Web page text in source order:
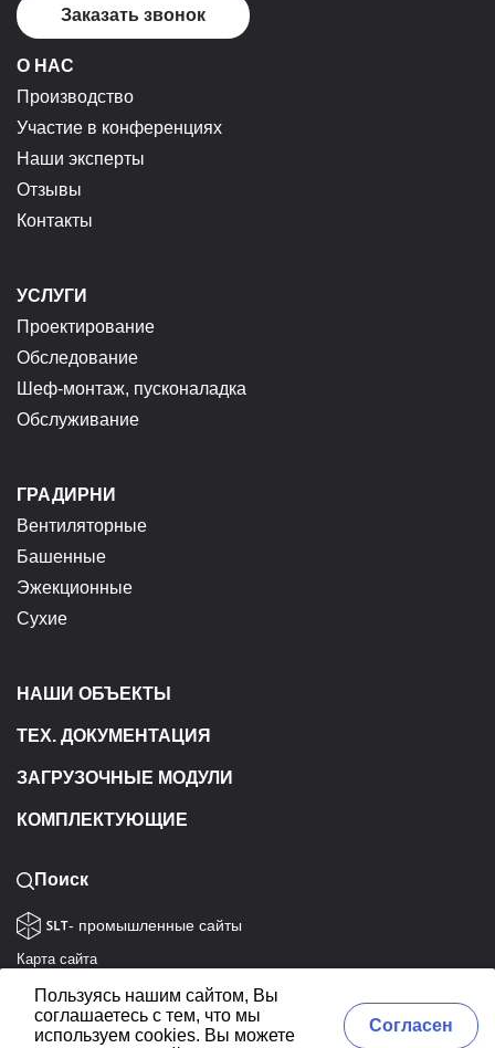
Пользуясь нашим сайтом, Вы
соглашаетесь с тем, что мы
используем cookies. Вы можете
Согласен
Заказать звонок
О НАС
Производство
Участие в конференциях
Наши эксперты
Отзывы
Контакты
УСЛУГИ
Проектирование
Обследование
Шеф-монтаж, пусконаладка
Обслуживание
ГРАДИРНИ
Вентиляторные
Башенные
Эжекционные
Сухие
НАШИ ОБЪЕКТЫ
ТЕХ. ДОКУМЕНТАЦИЯ
ЗАГРУЗОЧНЫЕ МОДУЛИ
КОМПЛЕКТУЮЩИЕ
Поиск
- промышленные сайты
Карта сайта
Политика конфиденциальности
Согласие на обработку данных
ЭКОТЭП © 1992-2026. Все права защищены